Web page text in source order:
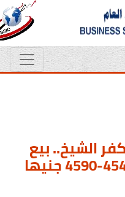
الشيخ.. بيع
4.9 ألف قنطار بسعر 4540-4590 جنيها